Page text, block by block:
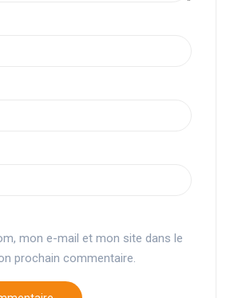
mon e-mail et mon site dans le
prochain commentaire.